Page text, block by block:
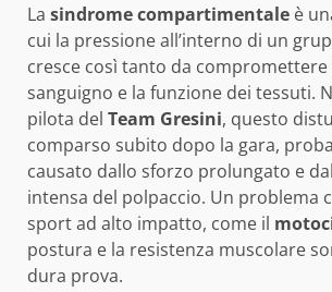
La sindrome compartimentale è
cui la pressione all’interno di un
cresce così tanto da compromettere
sanguigno e la funzione dei tessuti.
pilota del Team Gresini, questo
comparso subito dopo la gara,
causato dallo sforzo prolungato e
intensa del polpaccio. Un problema
sport ad alto impatto, come il
postura e la resistenza muscolare
dura prova.